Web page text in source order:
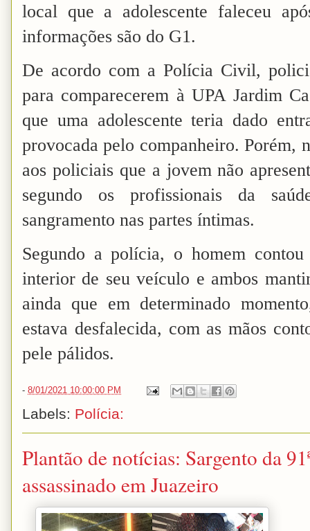
local que a adolescente faleceu
informações são do G1.
De acordo com a Polícia Civil,
para comparecerem à UPA Jardim
que uma adolescente teria dado
provocada pelo companheiro. Porém,
aos policiais que a jovem não
segundo os profissionais da
sangramento nas partes íntimas.
Segundo a polícia, o homem
interior de seu veículo e ambos
ainda que em determinado
estava desfalecida, com as mãos
pele pálidos.
- 8/01/2021 10:00:00 PM
Labels: Polícia:
Plantão de notícias: Sargento da
assassinado em Juazeiro